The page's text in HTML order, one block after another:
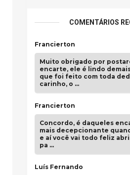
COMENTÁRIOS
Francierton
Muito obrigado por
encarte, ele é lindo
que foi feito com toda
carinho, o …
Francierton
Concordo, é daqueles
mais decepcionante
e aí você vai todo feliz
pa …
Luís Fernando